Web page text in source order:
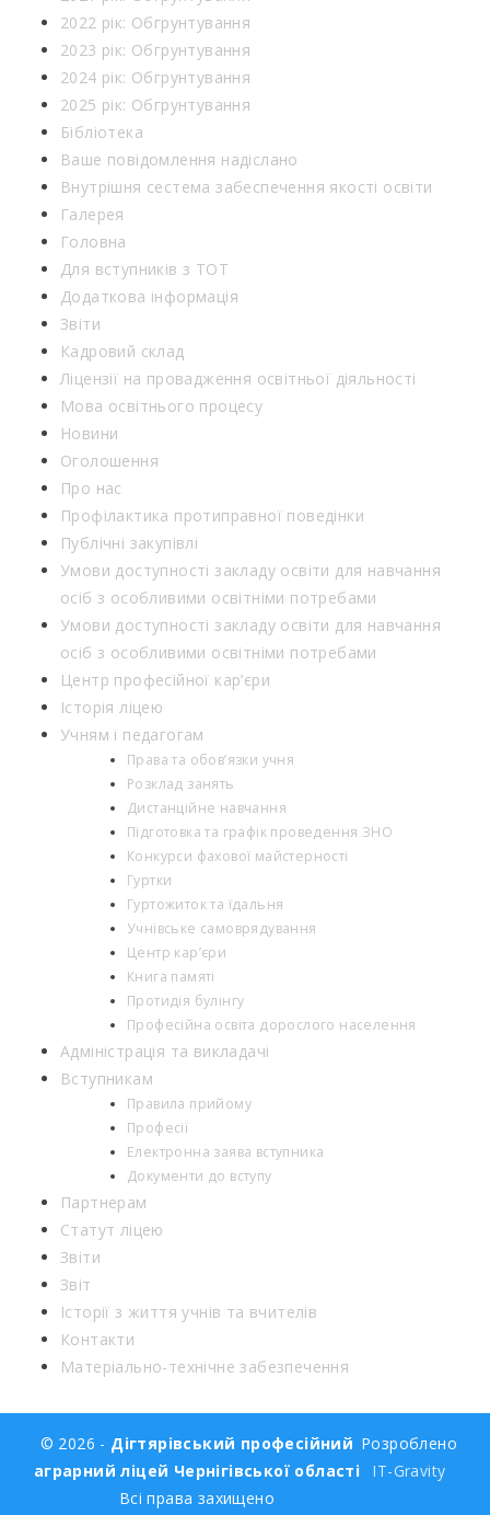
2022 рік: Обгрунтування
2023 рік: Обгрунтування
2024 рік: Обгрунтування
2025 рік: Обгрунтування
Бібліотека
Ваше повідомлення надіслано
Внутрішня сестема забеспечення якості освіти
Галерея
Головна
Для вступників з ТОТ
Додаткова інформація
Звіти
Кадровий склад
Ліцензії на провадження освітньої діяльності
Мова освітнього процесу
Новини
Оголошення
Про нас
Профілактика протиправної поведінки
Публічні закупівлі
Умови доступності закладу освіти для навчання
осіб з особливими освітніми потребами
Умови доступності закладу освіти для навчання
осіб з особливими освітніми потребами
Центр професійної кар’єри
Історія ліцею
Учням і педагогам
Права та обов’язки учня
Розклад занять
Дистанційне навчання
Підготовка та графік проведення ЗНО
Конкурси фахової майстерності
Гуртки
Гуртожиток та їдальня
Учнівське самоврядування
Центр кар’єри
Книга памяті
Протидія булінгу
Професійна освіта дорослого населення
Адміністрація та викладачі
Вступникам
Правила прийому
Професії
Електронна заява вступника
Документи до вступу
Партнерам
Статут ліцею
Звіти
Звіт
Історії з життя учнів та вчителів
Контакти
Матеріально-технічне забезпечення
© 2026 - Дігтярівський професійний
аграрний ліцей Чернігівської області
Всі права захищено
Розроблено
IT-Gravity